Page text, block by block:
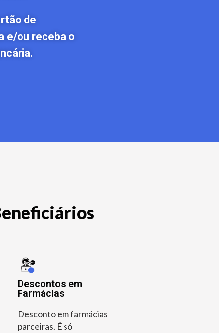
de
e/ou receba o
Descontos em
Farmácias
Desconto em farmácias
parceiras. É só